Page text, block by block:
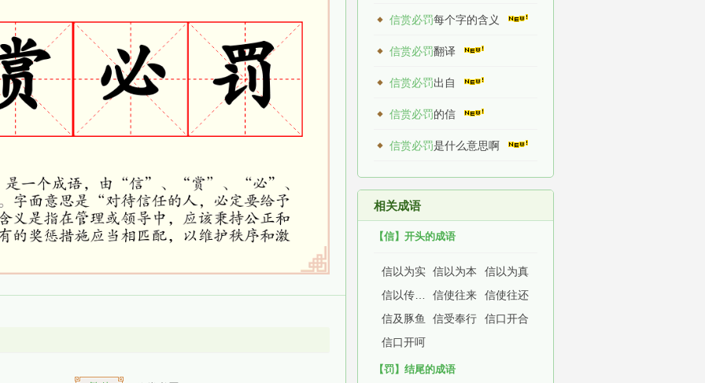
信赏必罚每个字的含义
信赏必罚翻译
信赏必罚出自
信赏必罚的信
信赏必罚是什么意思啊
相关成语
【信】开头的成语
信以为实 信以为本
信以为真
信使往来
信使往还
信及豚鱼
信受奉行
信口开合
信口开呵
【罚】结尾的成语